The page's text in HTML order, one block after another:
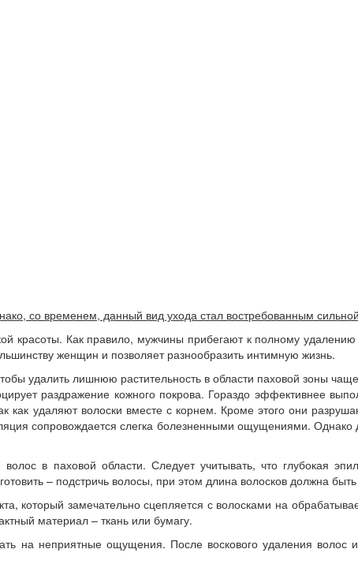
со временем, данный вид ухода стал востребованным
красоты. Как правило, мужчины прибегают к полному
женщин и позволяет разнообразить интимную жизнь.
удалить лишнюю растительность в области паховой зоны
раздражение кожного покрова. Гораздо эффективнее
удаляют волоски вместе с корнем. Кроме этого они
сопровождается слегка болезненными ощущениями.
в паховой области. Следует учитывать, что глубокая
– подстричь волосы, при этом длина волосков должна
который замечательно сцепляется с волосками на
материал – ткань или бумагу.
на неприятные ощущения. После воскового удаления волос